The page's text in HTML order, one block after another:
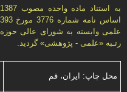
رتـبه «علمی - پژوهشی» گرديد.
محل چاپ: ایران، قم